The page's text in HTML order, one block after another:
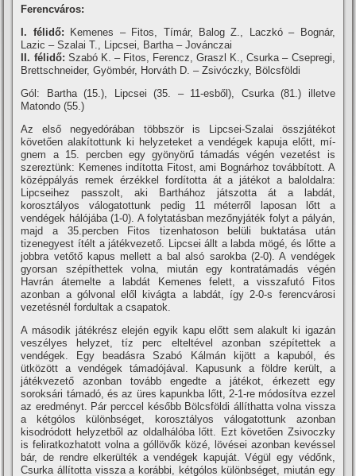
Ferencváros:
I. félidő:
Kemenes – Fitos, Tí­már, Balog Z., Laczkó – Bognár,
Lazic – Szalai T., Lipcsei, Bartha – Jovánczai
II. félidő: Szabó K. – Fitos, Ferencz, Graszl K., Csurka – Csepregi,
Brettschneider, Gyömbér, Horváth D. – Zsivóczky, Bölcsföldi
Gól: Bartha (15.), Lipcsei (35. – 11-esből), Csurka (81.) illetve
Matondo (55.)
Az első negyedórában többször is Lipcsei-Szalai összjátékot
követően alakí­tottunk ki helyzeteket a vendégek kapuja előtt, mí­
gnem a 15. percben egy gyönyörű támadás végén vezetést is
szereztünk: Kemenes indí­totta Fitost, ami Bognárhoz továbbí­tott. A
középpályás remek érzékkel fordí­totta át a játékot a baloldalra:
Lipcseihez passzolt, aki Barthához játszotta át a labdát,
korosztályos válogatottunk pedig 11 méterről laposan lőtt a
vendégek hálójába (1-0). A folytatásban mezőnyjáték folyt a pályán,
majd a 35.percben Fitos tizenhatoson belüli buktatása után
tizenegyest í­télt a játékvezető. Lipcsei állt a labda mögé, és lőtte a
jobbra vetőtő kapus mellett a bal alsó sarokba (2-0). A vendégek
gyorsan szépí­thettek volna, miután egy kontratámadás végén
Havrán átemelte a labdát Kemenes felett, a visszafutó Fitos
azonban a gólvonal elől kivágta a labdát, í­gy 2-0-s ferencvárosi
vezetésnél fordultak a csapatok.
A második játékrész elején egyik kapu előtt sem alakult ki igazán
veszélyes helyzet, tí­z perc elteltével azonban szépí­tettek a
vendégek. Egy beadásra Szabó Kálmán kijött a kapuból, és
ütközött a vendégek támadójával. Kapusunk a földre került, a
játékvezető azonban tovább engedte a játékot, érkezett egy
soroksári támadó, és az üres kapunkba lőtt, 2-1-re módosí­tva ezzel
az eredményt. Pár perccel később Bölcsföldi állí­thatta volna vissza
a kétgólos különbséget, korosztályos válogatottunk azonban
kisodródott helyzetből az oldalhálóba lőtt. Ezt követően Zsivoczky
is feliratkozhatott volna a góllövők közé, lövései azonban kevéssel
bár, de rendre elkerülték a vendégek kapuját. Végül egy védőnk,
Csurka állí­totta vissza a korábbi, kétgólos különbséget, miután egy